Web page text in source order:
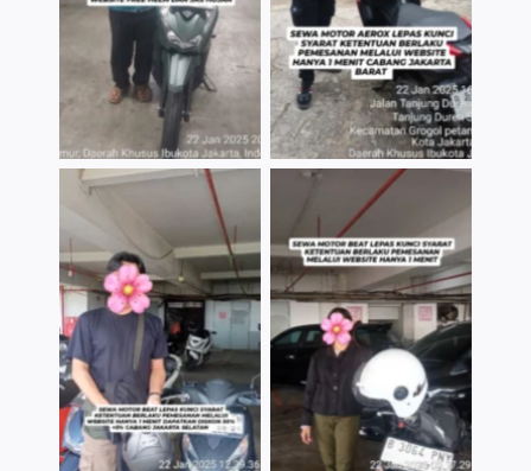
TNo Caption TNo Caption